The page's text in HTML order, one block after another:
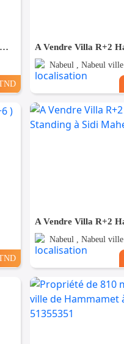
Immeuble de 8 Appartements à Msaken Nouvelle Construction
Nabeul , Nabeul ville
Nabeul , Nabeul ville